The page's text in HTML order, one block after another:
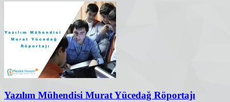
Yazılım Mühendisi Murat Yücedağ Röportajı